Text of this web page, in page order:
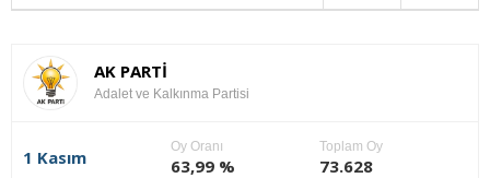
AK PARTİ
Adalet ve Kalkınma Partisi
1 Kasım
Oy Oranı
63,99 %
Toplam Oy
73.628